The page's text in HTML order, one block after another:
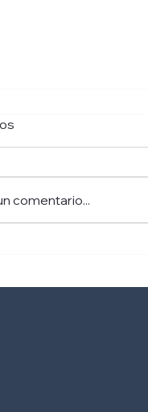
través de la
comentario...